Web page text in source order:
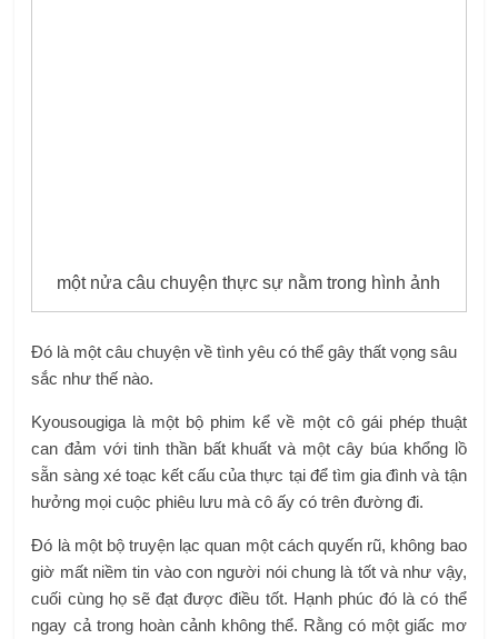
một nửa câu chuyện thực sự nằm trong hình ảnh
Đó là một câu chuyện về tình yêu có thể gây thất vọng sâu
sắc như thế nào.
Kyousougiga là một bộ phim kể về một cô gái phép thuật
can đảm với tinh thần bất khuất và một cây búa khổng lồ
sẵn sàng xé toạc kết cấu của thực tại để tìm gia đình và tận
hưởng mọi cuộc phiêu lưu mà cô ấy có trên đường đi.
Đó là một bộ truyện lạc quan một cách quyến rũ, không bao
giờ mất niềm tin vào con người nói chung là tốt và như vậy,
cuối cùng họ sẽ đạt được điều tốt. Hạnh phúc đó là có thể
ngay cả trong hoàn cảnh không thể. Rằng có một giấc mơ